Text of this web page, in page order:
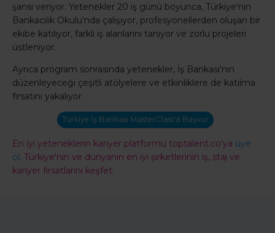
şansı veriyor. Yetenekler 20 iş günü boyunca, Türkiye'nin
Bankacılık Okulu'nda çalışıyor, profesyonellerden oluşan bir
ekibe katılıyor, farklı iş alanlarını tanıyor ve zorlu projeleri
üstleniyor.
Ayrıca program sonrasında yetenekler, İş Bankası'nın
düzenleyeceği çeşitli atölyelere ve etkinliklere de katılma
fırsatını yakalıyor.
Türkiye İş Bankası MasterClass'a Başvur
En iyi yeteneklerin kariyer platformu toptalent.co'ya üye
ol, Türkiye'nin ve dünyanın en iyi şirketlerinin iş, staj ve
kariyer fırsatlarını keşfet.